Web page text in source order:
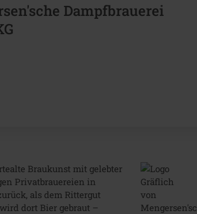
Dampfbrauerei
Braukunst mit gelebter
Privatbrauereien in
als dem Rittergut
dort Bier gebraut –